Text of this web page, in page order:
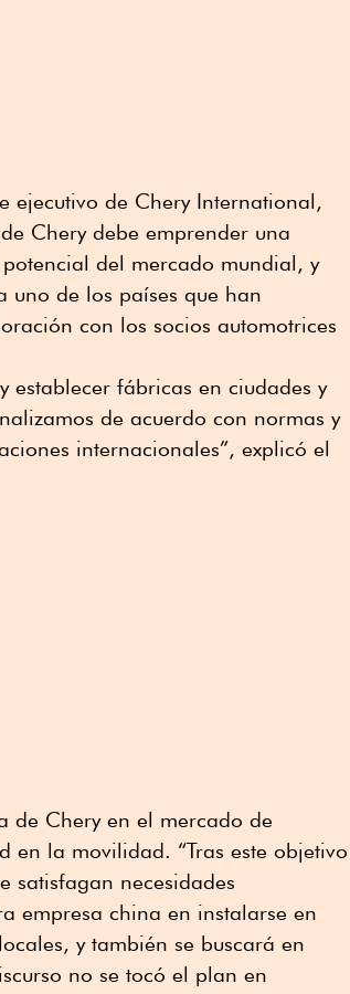
ejecutivo de Chery International,
Chery debe emprender una
del mercado mundial, y
uno de los países que han
con los socios automotrices
establecer fábricas en ciudades y
de acuerdo con normas y
internacionales”, explicó el
de Chery en el mercado de
en la movilidad. “Tras este objetivo
satisfagan necesidades
empresa china en instalarse en
y también se buscará en
no se tocó el plan en